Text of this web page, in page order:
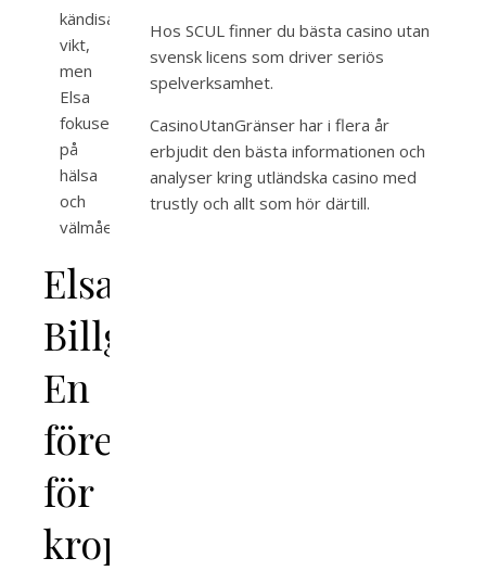
kändisars
vikt,
men
Elsa
fokuserar
på
hälsa
och
välmående.
Elsa
Billgren:
En
förespråkare
för
kroppspositivitet
Hos SCUL finner du bästa casino utan
svensk licens som driver seriös
spelverksamhet.
CasinoUtanGränser har i flera år
erbjudit den bästa informationen och
analyser kring utländska casino med
trustly och allt som hör därtill.